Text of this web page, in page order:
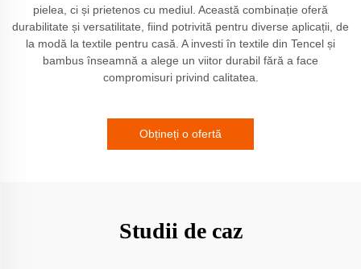
pielea, ci și prietenos cu mediul. Această combinație oferă
durabilitate și versatilitate, fiind potrivită pentru diverse aplicații, de
la modă la textile pentru casă. A investi în textile din Tencel și
bambus înseamnă a alege un viitor durabil fără a face
compromisuri privind calitatea.
Obțineți o ofertă
Studii de caz